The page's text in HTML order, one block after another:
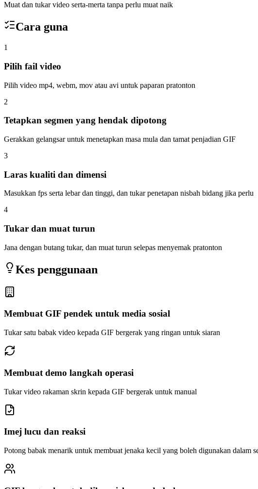
Muat dan tukar video serta-merta tanpa perlu muat naik
Cara guna
1
Pilih fail video
Pilih video mp4, webm, mov atau avi untuk paparan pratonton
2
Tetapkan segmen yang hendak dipotong
Gerakkan gelangsar untuk menetapkan masa mula dan tamat penjadian GIF
3
Laras kualiti dan dimensi
Masukkan fps serta lebar dan tinggi, dan tukar penetapan nisbah bidang jika perlu
4
Tukar dan muat turun
Jana dengan butang tukar, dan muat turun selepas menyemak pratonton
Kes penggunaan
Membuat GIF pendek untuk media sosial
Tukar satu babak video kepada GIF bergerak yang ringan untuk siaran
Membuat demo langkah operasi
Tukar video rakaman skrin kepada GIF bergerak untuk manual
Imej lucu dan reaksi
Potong babak menarik untuk membuat jenaka kecil yang boleh digunakan dalam